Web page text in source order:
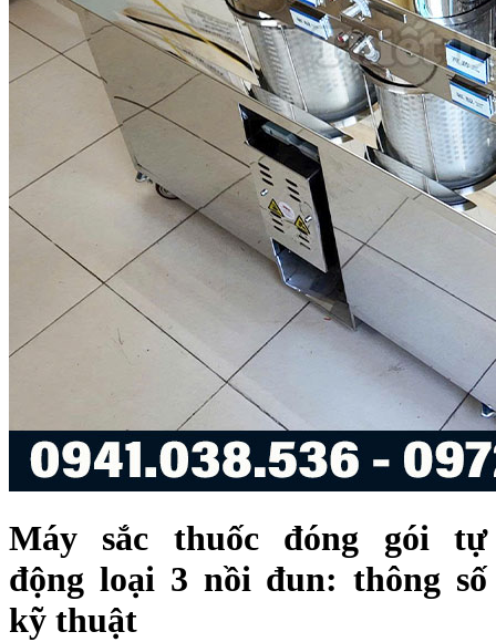
Máy sắc thuốc đóng gói tự
động loại 3 nồi đun: thông số
kỹ thuật